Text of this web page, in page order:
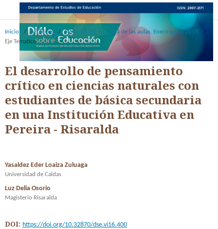
Inicio / Archivos / Núm. 16 (9): Más allá de las aulas. Enero-junio 2018
/
Eje Tematico
El desarrollo de pensamiento
crítico en ciencias naturales con
estudiantes de básica secundaria
en una Institución Educativa en
Pereira - Risaralda
Yasaldez Eder Loaiza Zuluaga
Universidad de Caldas
Luz Delia Osorio
Magisterio Risaralda
DOI: https://doi.org/10.32870/dse.vi16.400